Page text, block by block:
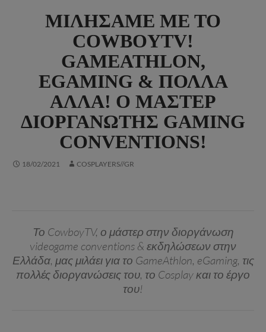
ΜΙΛΉΣΑΜΕ ΜΕ ΤΟ
COWBOYTV!
GAMEATHLON,
EGAMING & ΠΟΛΛΆ
ΆΛΛΑ! Ο ΜΆΣΤΕΡ
ΔΙΟΡΓΑΝΩΤΉΣ GAMING
CONVENTIONS!
18/02/2021 COSPLAYERS//GR
Το CowboyTV, ο μάστερ στην διοργάνωση
videogame conventions & εκδηλώσεων στην
Ελλάδα, μας μιλάει για το GameAthlon, eGaming, τις
πολλές διοργανώσεις του, το Cosplay και το έργο
του!